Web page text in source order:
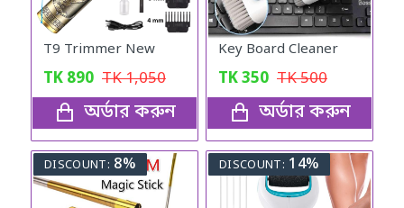
T9 Trimmer New
TK 890 TK1,050
অর্ডার করুন
Key Board Cleaner
TK350 TK500
অর্ডার করুন
DISCOUNT: 8% DISCOUNT: 14%